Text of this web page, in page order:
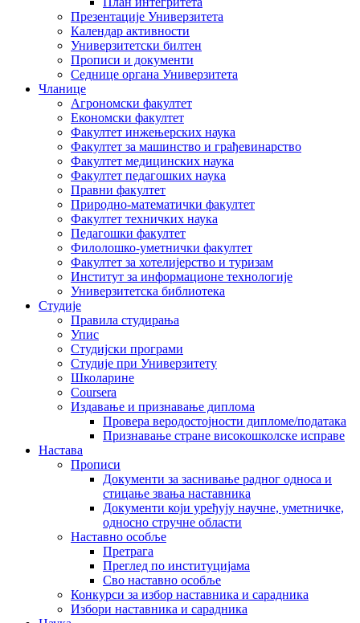
Презентације Универзитета
Календар активности
Универзитетски билтен
Прописи и документи
Седнице органа Универзитета
Чланице
Агрономски факултет
Економски факултет
Факултет инжењерских наука
Факултет за машинство и грађевинарство
Факултет медицинских наука
Факултет педагошких наука
Правни факултет
Природно-математички факултет
Факултет техничких наука
Педагошки факултет
Филолошко-уметнички факултет
Факултет за хотелијерство и туризам
Институт за информационе технологије
Универзитетска библиотека
Студије
Правила студирања
Упис
Студијски програми
Студије при Универзитету
Школарине
Coursera
Издавање и признавање диплома
Провера веродостојности дипломе/података
Признавање стране високошколске исправе
Настава
Прописи
Документи за заснивање радног односа и
стицање звања наставника
Документи који уређују научне, уметничке,
односно стручне области
Наставно особље
Претрага
Преглед по институцијама
Сво наставно особље
Конкурси за избор наставника и сарадника
Избори наставника и сарадника